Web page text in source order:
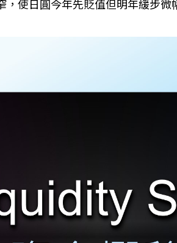
，使日圓今年先貶值但明年緩步